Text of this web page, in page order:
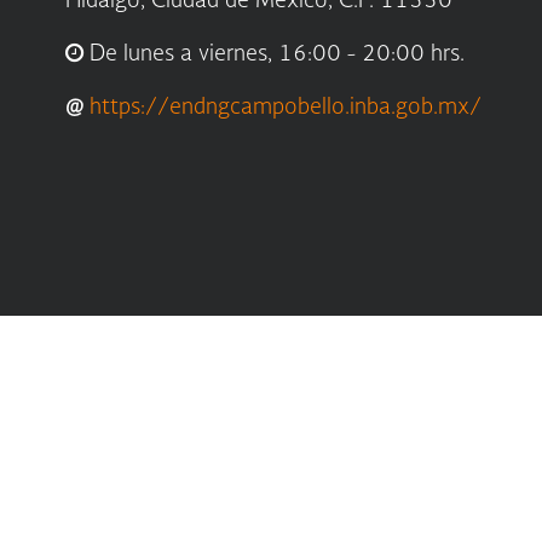
De lunes a viernes, 16:00 - 20:00 hrs.
@ https://endngcampobello.inba.gob.mx/